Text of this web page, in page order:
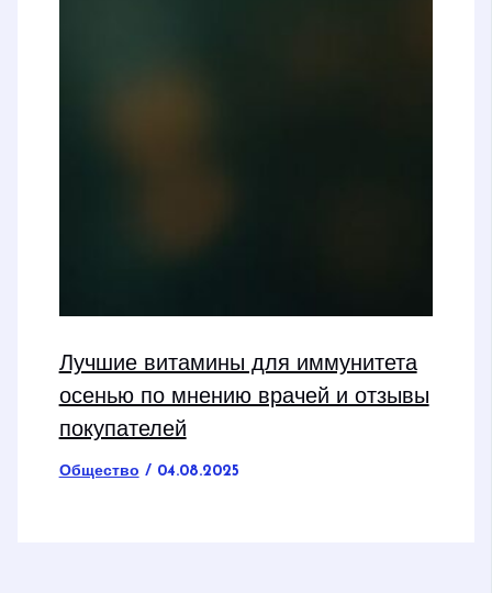
Лучшие витамины для иммунитета
осенью по мнению врачей и отзывы
покупателей
Общество / 04.08.2025